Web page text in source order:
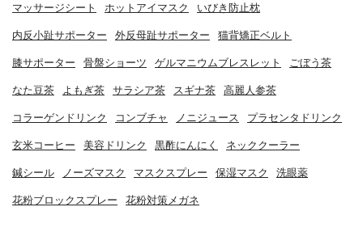
マッサージシート ホットアイマスク いびき防止枕
内反小趾サポーター 外反母趾サポーター 猫背矯正ベルト
膝サポーター 骨盤ショーツ ゲルマニウムブレスレット ごぼう茶
なた豆茶 よもぎ茶 サラシア茶 スギナ茶 高麗人参茶
コラーゲンドリンク コンブチャ ノニジュース プラセンタドリンク
玄米コーヒー 美容ドリンク 黒酢にんにく ネッククーラー
鍼シール ノーズマスク マスクスプレー 保湿マスク 洗眼薬
花粉ブロックスプレー 花粉対策メガネ